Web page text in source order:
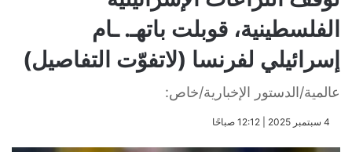
الفلسطينية، قوبلت باتهـ. ـام
إسرائيلي لفرنسا (لاتفوّت التفاصيل)
عالمية/الدستور الإخبارية/خاص:
​4 سبتمبر 2025 | 12:12 صباحًا